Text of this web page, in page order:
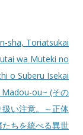
sha, Toriatsukai
wa Muteki no
o Suberu Isekai
ou~ (その
い注意。～正体
ちを統べる異世